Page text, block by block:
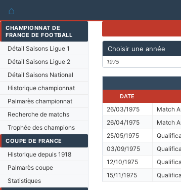
⌂
CHAMPIONNAT DE
FRANCE DE FOOTBALL
Détail Saisons Ligue 1
Détail Saisons Ligue 2
Détail Saisons National
Historique championnat
Palmarès championnat
Recherche de matchs
Trophée des champions
COUPE DE FRANCE
Historique depuis 1918
Palmarès coupe
Statistiques
Choisir une année
1975
DATE
26/03/1975 Match
26/04/1975
Match
25/05/1975
03/09/1975
12/10/1975
15/11/1975